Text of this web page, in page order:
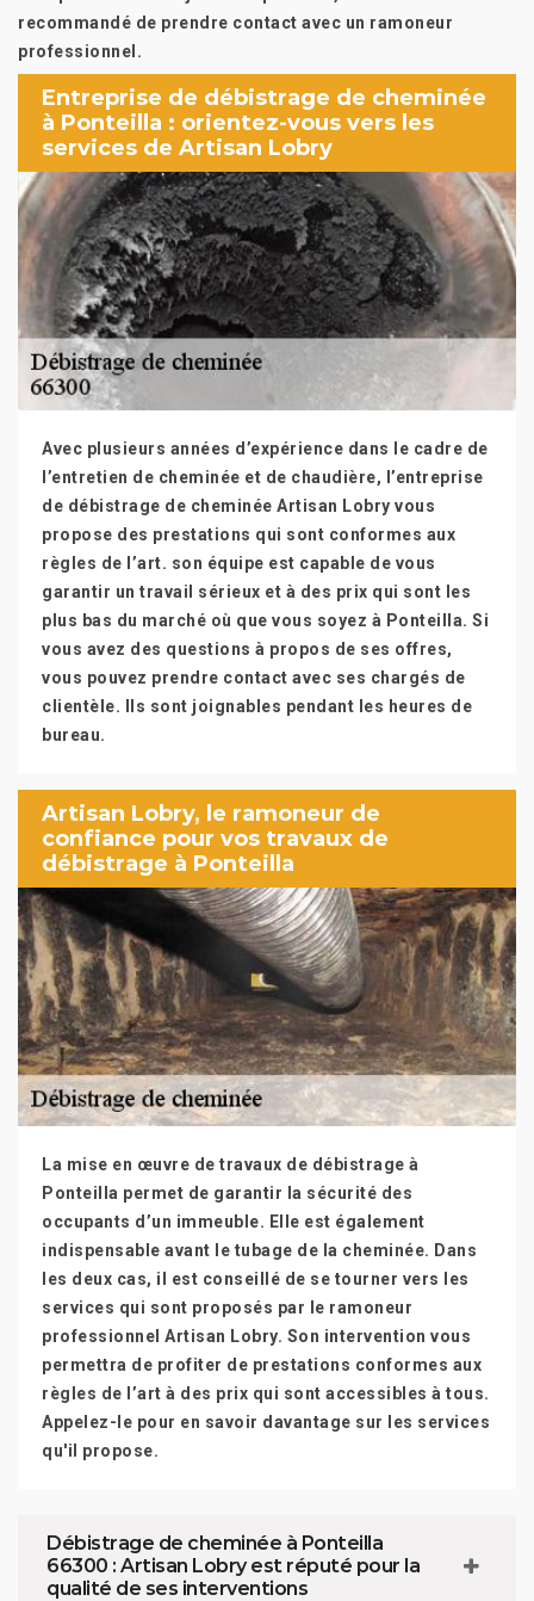
recommandé de prendre contact avec un ramoneur
professionnel.
Entreprise de débistrage de cheminée
à Ponteilla : orientez-vous vers les
services de Artisan Lobry
Avec plusieurs années d’expérience dans le cadre de
l’entretien de cheminée et de chaudière, l’entreprise
de débistrage de cheminée Artisan Lobry vous
propose des prestations qui sont conformes aux
règles de l’art. son équipe est capable de vous
garantir un travail sérieux et à des prix qui sont les
plus bas du marché où que vous soyez à Ponteilla. Si
vous avez des questions à propos de ses offres,
vous pouvez prendre contact avec ses chargés de
clientèle. Ils sont joignables pendant les heures de
bureau.
Artisan Lobry, le ramoneur de
confiance pour vos travaux de
débistrage à Ponteilla
La mise en œuvre de travaux de débistrage à
Ponteilla permet de garantir la sécurité des
occupants d’un immeuble. Elle est également
indispensable avant le tubage de la cheminée. Dans
les deux cas, il est conseillé de se tourner vers les
services qui sont proposés par le ramoneur
professionnel Artisan Lobry. Son intervention vous
permettra de profiter de prestations conformes aux
règles de l’art à des prix qui sont accessibles à tous.
Appelez-le pour en savoir davantage sur les services
qu'il propose.
Débistrage de cheminée à Ponteilla
66300 : Artisan Lobry est réputé pour la
qualité de ses interventions